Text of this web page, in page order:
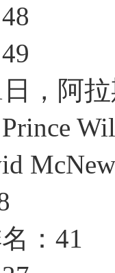
，阿
：41